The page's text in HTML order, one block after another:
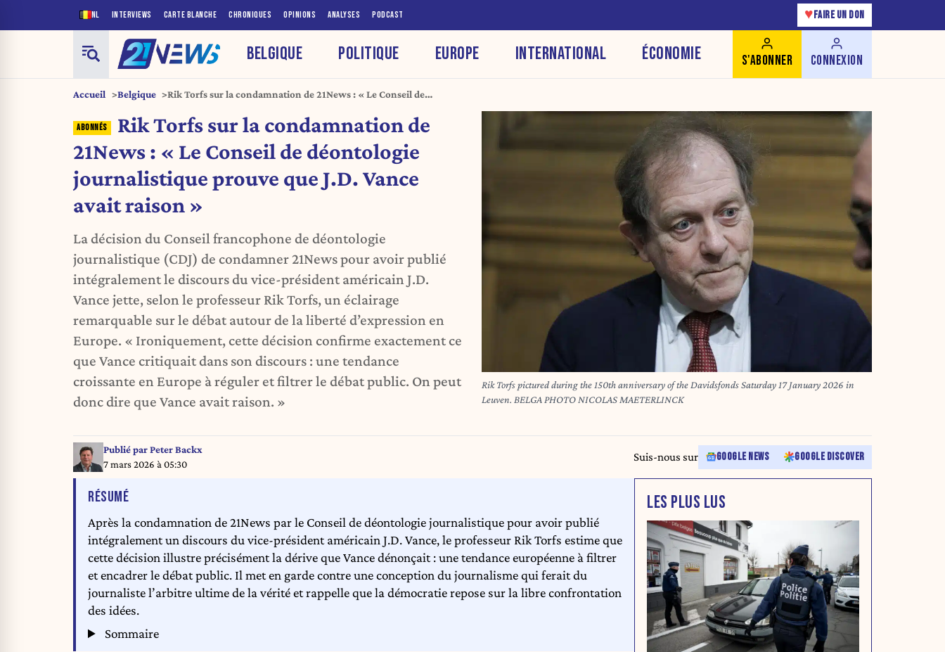
NL INTERVIEWS CARTE BLANCHE CHRONIQUES OPINIONS ANALYSES PODCAST ♥ FAIRE UN DON
BELGIQUE POLITIQUE EUROPE INTERNATIONAL ÉCONOMIE S'ABONNER CONNEXION
Accueil Belgique
Rik Torfs sur la condamnation de 21News : « Le Conseil de
Rik Torfs sur la condamnation de
21News : « Le Conseil de déontologie
journalistique prouve que J.D. Vance
avait raison »
La décision du Conseil francophone de déontologie
journalistique (CDJ) de condamner 21News pour avoir publié
intégralement le discours du vice-président américain J.D.
Vance jette, selon le professeur Rik Torfs, un éclairage
remarquable sur le débat autour de la liberté d’expression en
Europe. « Ironiquement, cette décision confirme exactement ce
que Vance critiquait dans son discours : une tendance
croissante en Europe à réguler et filtrer le débat public. On peut
donc dire que Vance avait raison. »
Rik Torfs pictured during the 150th anniversary of the Davidsfonds Saturday 17 January 2026 in
Leuven. BELGA PHOTO NICOLAS MAETERLINCK
Publié parPeter Backx
7 mars 2026 à 05:30
Suis-nous sur GOOGLE NEWS GOOGLE DISCOVER
RÉSUMÉDE L'ARTICLE
Après la condamnation de 21News par le Conseil de déontologie journalistique pour avoir publié
intégralement un discours du vice-président américain J.D. Vance, le professeur Rik Torfs estime que
cette décision illustre précisément la dérive que Vance dénonçait : une tendance européenne à filtrer
et encadrer le débat public. Il met en garde contre une conception du journalisme qui ferait du
journaliste l’arbitre ultime de la vérité et rappelle que la démocratie repose sur la libre confrontation
des idées.
Sommaire
LES PLUS LUS